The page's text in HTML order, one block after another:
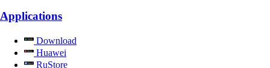
Applications
Download
Huawei
RuStore